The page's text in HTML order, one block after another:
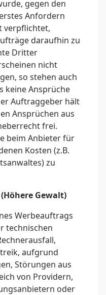
gegen den
Anfordern
verpflichtet,
daraufhin zu
Dritter
nicht
so stehen auch
keine Ansprüche
Auftraggeber hält
Ansprüchen aus
frei.
beim Anbieter für
Kosten (z.B.
zu
Gewalt)
Werbeauftrags
technischen
aufgrund
Störungen aus
von Providern,
oder